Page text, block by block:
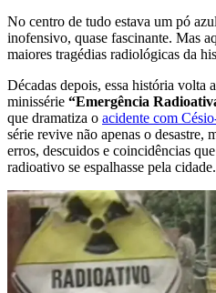
No centro de tudo estava um pó
inofensivo, quase fascinante. Mas
maiores tragédias radiológicas da
Décadas depois, essa história volta
minissérie “Emergência
que dramatiza o acidente com
série revive não apenas o desastre,
erros, descuidos e coincidências
radioativo se espalhasse pela cidade.